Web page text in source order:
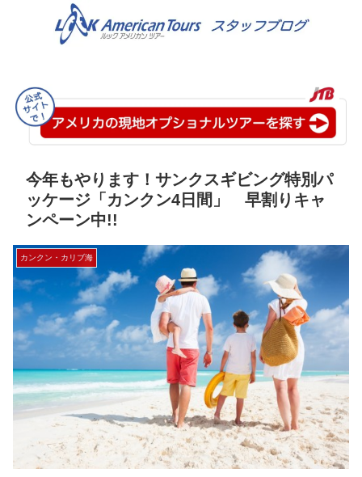
今年もやります！サンクスギビング特別パ
ッケージ「カンクン4日間」 早割りキャ
ンペーン中!!
カンクン・カリブ海